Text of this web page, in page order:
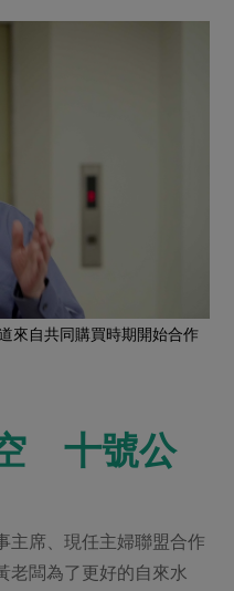
區活動
來自共同購買時期開始合作
十號公
主席、現任主婦聯盟合作
老闆為了更好的自來水